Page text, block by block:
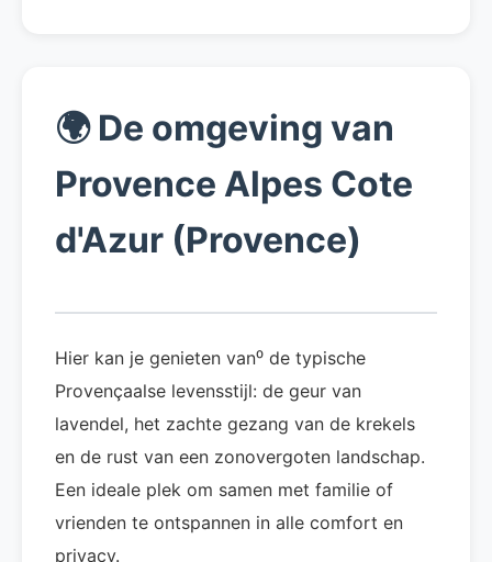
🌍De omgeving van
Provence Alpes Cote
d'Azur (Provence)
Hier kan je genieten van⁰ de typische
Provençaalse levensstijl: de geur van
lavendel, het zachte gezang van de krekels
en de rust van een zonovergoten landschap.
Een ideale plek om samen met familie of
vrienden te ontspannen in alle comfort en
privacy.